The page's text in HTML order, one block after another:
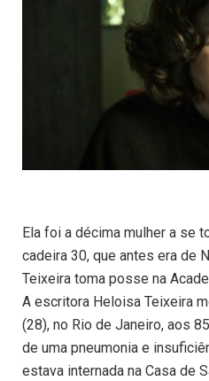
Ela foi a décima mulher a se
cadeira 30, que antes era de
Teixeira toma posse na
A escritora Heloisa Teixeira
(28), no Rio de Janeiro, aos
de uma pneumonia e
estava internada na Casa de